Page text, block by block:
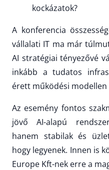
kockázatok?
A konferencia
vállalati IT ma már
AI stratégiai tényezővé
inkább a tudatos
érett működési modellen
Az esemény fontos
jövő AI-alapú
hanem stabilak és
hogy legyenek. Innen is
Europe Kft-nek erre a